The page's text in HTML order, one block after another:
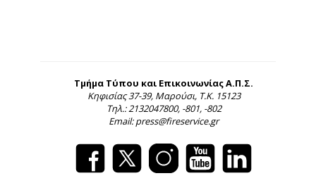
Τμήμα Τύπου και Επικοινωνίας Α.Π.Σ.
Κηφισίας 37-39, Μαρούσι, Τ.Κ. 15123
Τηλ.: 2132047800, -801, -802
Email: press@fireservice.gr